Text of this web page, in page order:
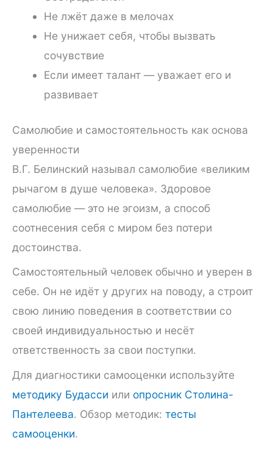
Не лжёт даже в мелочах
Не унижает себя, чтобы вызвать
сочувствие
Если имеет талант — уважает его и
развивает
Самолюбие и самостоятельность как основа
уверенности
В.Г. Белинский называл самолюбие «великим
рычагом в душе человека». Здоровое
самолюбие — это не эгоизм, а способ
соотнесения себя с миром без потери
достоинства.
Самостоятельный человек обычно и уверен в
себе. Он не идёт у других на поводу, а строит
свою линию поведения в соответствии со
своей индивидуальностью и несёт
ответственность за свои поступки.
Для диагностики самооценки используйте
методику Будасси или опросник Столина-
Пантелеева. Обзор методик: тесты
самооценки.